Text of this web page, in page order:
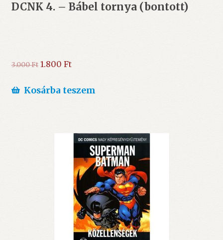
DCNK 4. – Bábel tornya (bontott)
3.000Ft Original
was:
1.800 FtCurrent
is:
Kosárba teszem